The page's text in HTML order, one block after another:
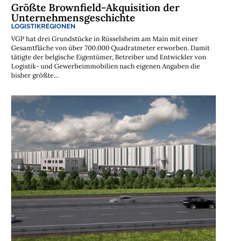

e
r
k
o
s
t
l
N
e
w
s
l
e
t
t
e
r
➔
j
e
t
a
b
o
Größte Brownfield-Akquisition der
Unternehmensgeschichte
LOGISTIKREGIONEN
VGP hat drei Grundstücke in Rüsselsheim am Main mit einer
Gesamtfläche von über 700.000 Quadratmeter erworben. Damit
tätigte der belgische Eigentümer, Betreiber und Entwickler von
Logistik- und Gewerbeimmobilien nach eigenen Angaben die
bisher größte...